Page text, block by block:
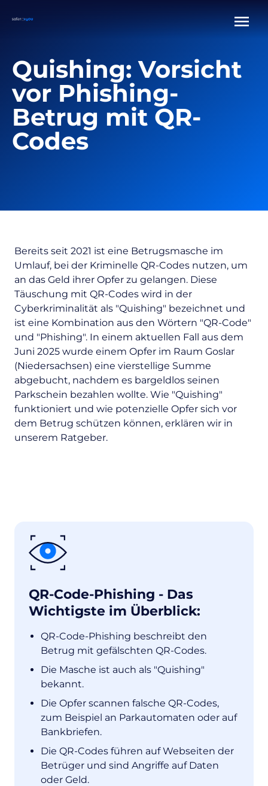
Quishing: Vorsicht
vor Phishing-
Betrug mit QR-
Codes
Bereits seit 2021 ist eine Betrugsmasche im
Umlauf, bei der Kriminelle QR-Codes nutzen, um
an das Geld ihrer Opfer zu gelangen. Diese
Täuschung mit QR-Codes wird in der
Cyberkriminalität als "Quishing" bezeichnet und
ist eine Kombination aus den Wörtern "QR-Code"
und "Phishing". In einem aktuellen Fall aus dem
Juni 2025 wurde einem Opfer im Raum Goslar
(Niedersachsen) eine vierstellige Summe
abgebucht, nachdem es bargeldlos seinen
Parkschein bezahlen wollte. Wie "Quishing"
funktioniert und wie potenzielle Opfer sich vor
dem Betrug schützen können, erklären wir in
unserem Ratgeber.
QR-Code-Phishing - Das
Wichtigste im Überblick:
QR-Code-Phishing beschreibt den
Betrug mit gefälschten QR-Codes.
Die Masche ist auch als "Quishing"
bekannt.
Die Opfer scannen falsche QR-Codes,
zum Beispiel an Parkautomaten oder auf
Bankbriefen.
Die QR-Codes führen auf Webseiten der
Betrüger und sind Angriffe auf Daten
oder Geld.